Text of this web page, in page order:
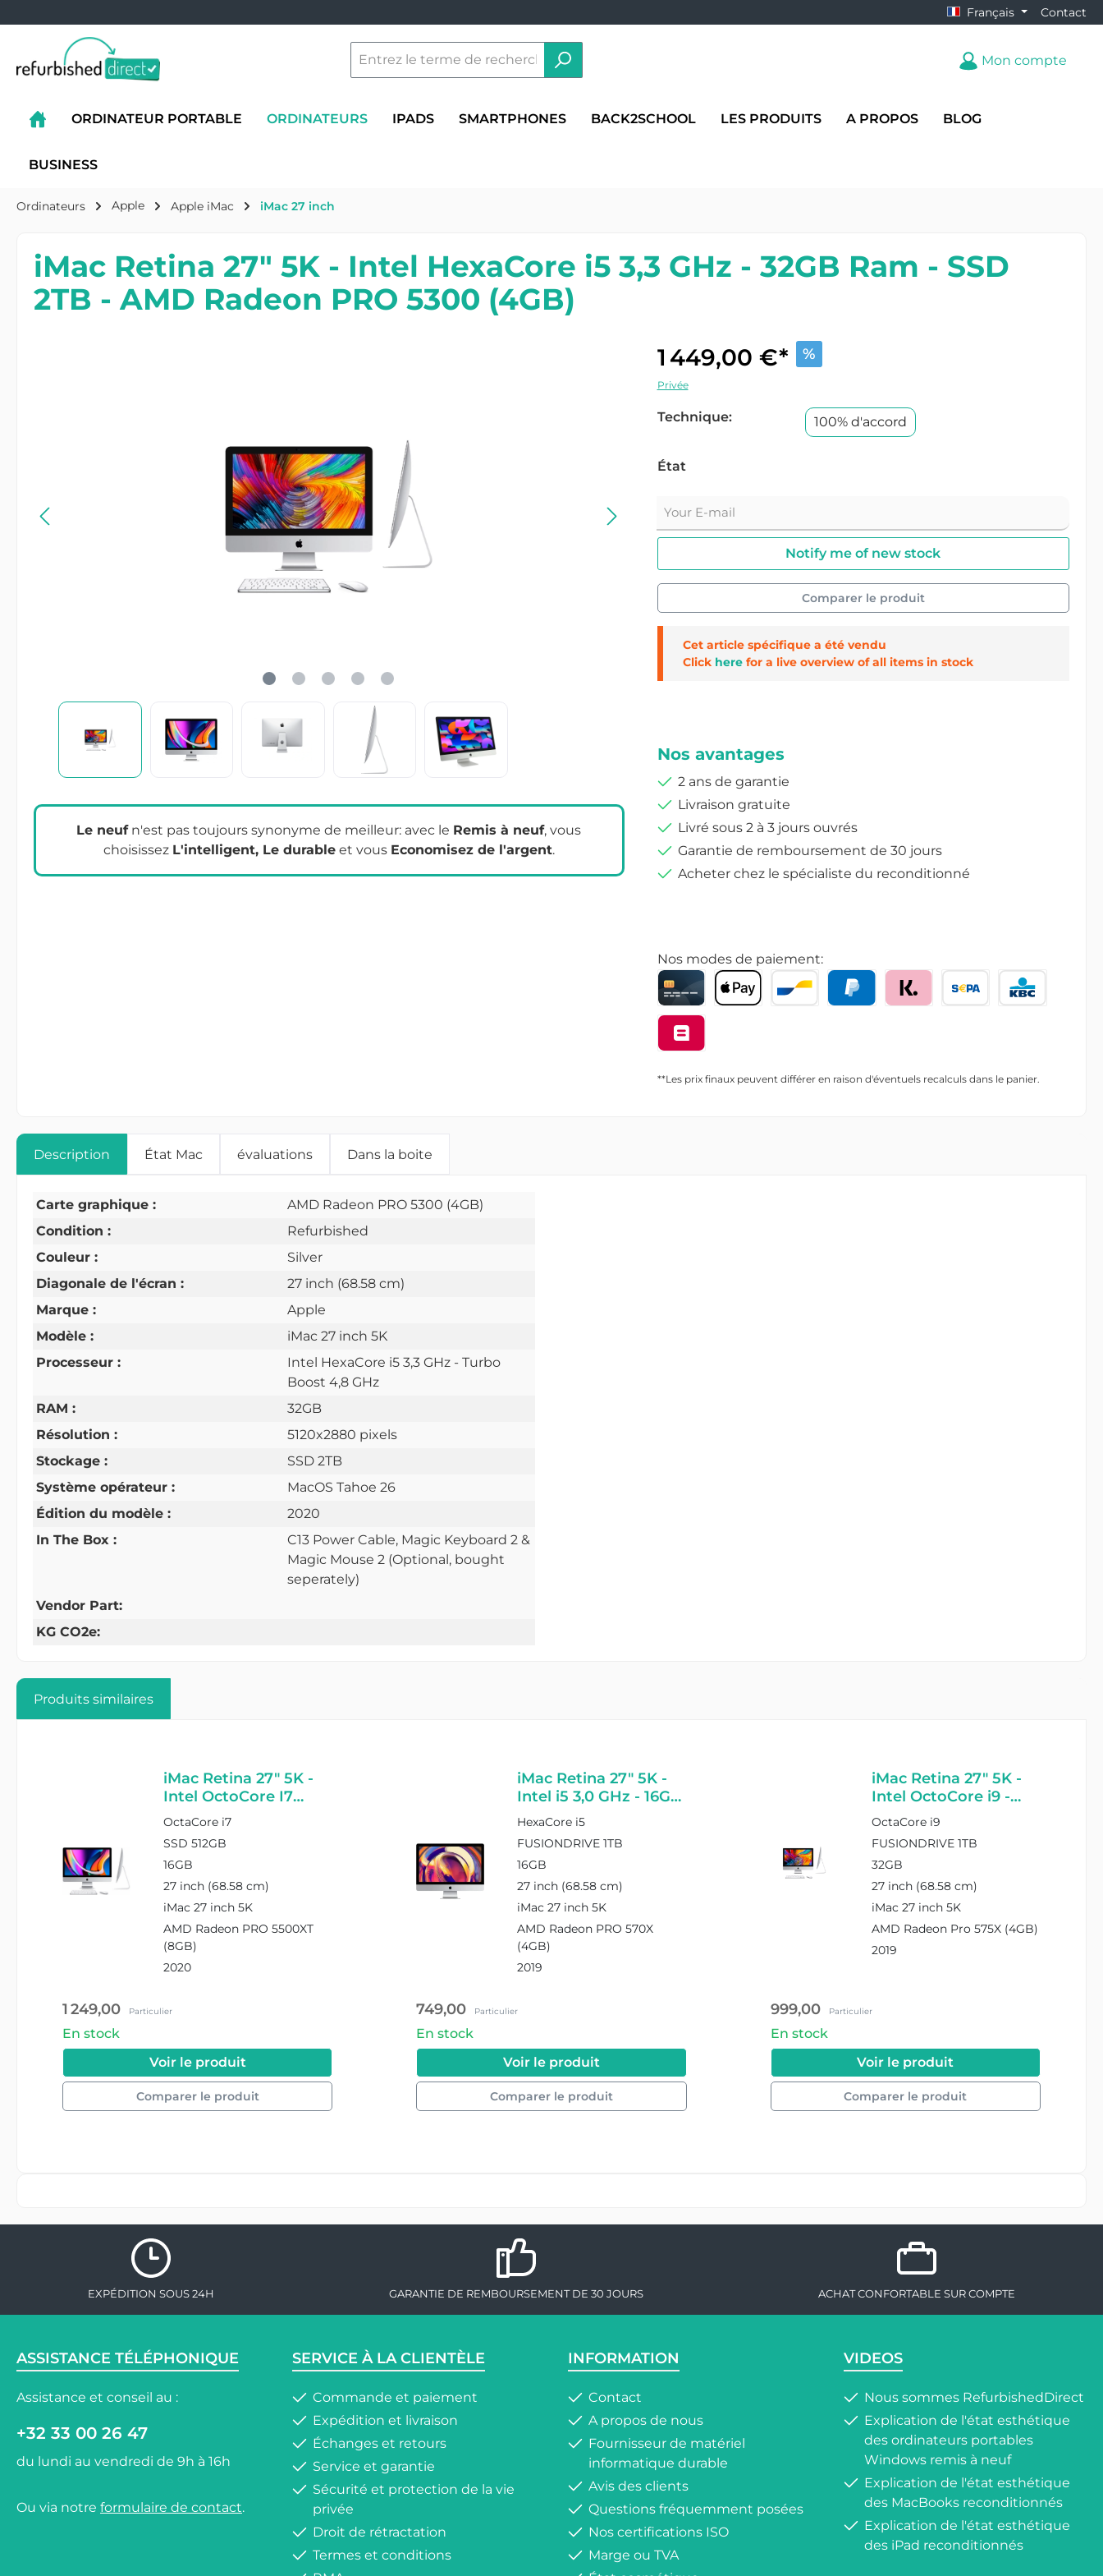
Français Contact
Mon compte
ORDINATEUR PORTABLE ORDINATEURS IPADS SMARTPHONES BACK2SCHOOL LES PRODUITS A PROPOS BLOG
BUSINESS
Ordinateurs Apple Apple iMac iMac 27 inch
iMac Retina 27" 5K - Intel HexaCore i5 3,3 GHz - 32GB Ram - SSD
2TB - AMD Radeon PRO 5300 (4GB)
Le neufn'est pas toujours synonyme de meilleur: avec le Remis à neuf, vous
choisissez L'intelligent, Le durableet vous Economisez de l'argent.
1 449,00 €* %
Privée
Technique: 100% d'accord
État
Notify me of new stock
Comparer le produit
Cet article spécifique a été vendu
Click herefor a live overview of all items in stock
Nos avantages
2 ans de garantie
Livraison gratuite
Livré sous 2 à 3 jours ouvrés
Garantie de remboursement de 30 jours
Acheter chez le spécialiste du reconditionné
Nos modes de paiement:
**Les prix finaux peuvent différer en raison d'éventuels recalculs dans le panier.
Description État Mac évaluations Dans la boite
Carte graphique :
AMD Radeon PRO 5300 (4GB)
Condition :
Refurbished
Couleur :
Silver
Diagonale de l'écran :
27 inch (68.58 cm)
Marque :
Apple
Modèle :
iMac 27 inch 5K
Processeur :
Intel HexaCore i5 3,3 GHz - Turbo
Boost 4,8 GHz
RAM :
32GB
Résolution :
5120x2880 pixels
Stockage :
SSD 2TB
Système opérateur :
MacOS Tahoe 26
Édition du modèle :
2020
In The Box :
C13 Power Cable, Magic Keyboard 2 &
Magic Mouse 2 (Optional, bought
seperately)
Vendor Part:
KG CO2e:
Produits similaires
iMac Retina 27" 5K -
Intel OctoCore I7
3,8GHz - 16GB Ram -
Radeon PRO 5500XT
(8GB)
OctaCore i7
SSD 512GB
16GB
27 inch (68.58 cm)
iMac 27 inch 5K
AMD Radeon PRO 5500XT
(8GB)
2020
1 249,00 Particulier
En stock
Voir le produit
Comparer le produit
iMac Retina 27" 5K -
Intel i5 3,0 GHz - 16GB
Ram - Fusiondrive 1TB
570X (4GB)
HexaCore i5
FUSIONDRIVE 1TB
16GB
27 inch (68.58 cm)
iMac 27 inch 5K
AMD Radeon PRO 570X
(4GB)
2019
749,00 Particulier
En stock
Voir le produit
Comparer le produit
iMac Retina 27" 5K -
Intel OctoCore i9 -
32GB Ram - 1TB
Radeon PRO 575X
(4GB)
OctaCore i9
FUSIONDRIVE 1TB
32GB
27 inch (68.58 cm)
iMac 27 inch 5K
AMD Radeon Pro 575X (4GB)
2019
999,00 Particulier
En stock
Voir le produit
Comparer le produit
EXPÉDITION SOUS 24H GARANTIE DE REMBOURSEMENT DE 30 JOURS ACHAT CONFORTABLE SUR COMPTE
ASSISTANCE TÉLÉPHONIQUE
Assistance et conseil au :
+32 33 00 26 47
du lundi au vendredi de 9h à 16h
Ou via notre formulaire de contact.
SERVICE À LA CLIENTÈLE
Commande et paiement
Expédition et livraison
Échanges et retours
Service et garantie
Sécurité et protection de la vie
privée
Droit de rétractation
Termes et conditions
INFORMATION
Contact
A propos de nous
Fournisseur de matériel
informatique durable
Avis des clients
Questions fréquemment posées
Nos certifications ISO
Marge ou TVA
VIDEOS
Nous sommes RefurbishedDirect
Explication de l'état esthétique
des ordinateurs portables
Windows remis à neuf
Explication de l'état esthétique
des MacBooks reconditionnés
Explication de l'état esthétique
des iPad reconditionnés